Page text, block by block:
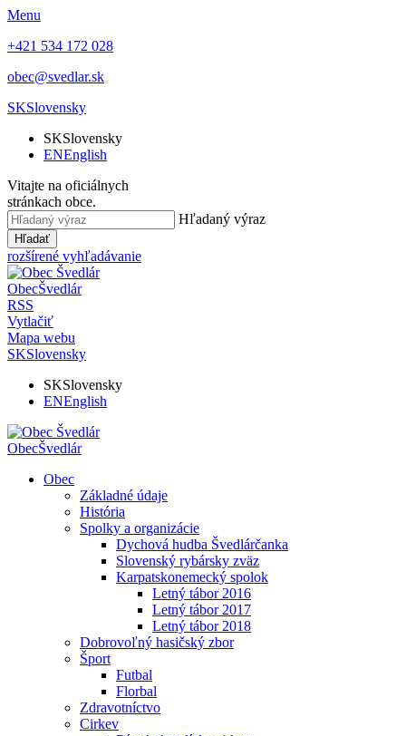
Menu
+421 534 172 028
obec@svedlar.sk
SKSlovensky
SKSlovensky
ENEnglish
Vitajte na oficiálnych
stránkach obce.
Hľadaný výraz
Hľadať
rozšírené vyhľadávanie
ObecŠvedlár
RSS
Vytlačiť
Mapa webu
SKSlovensky
SKSlovensky
ENEnglish
ObecŠvedlár
Obec
Základné údaje
História
Spolky a organizácie
Dychová hudba Švedlárčanka
Slovenský rybársky zväz
Karpatskonemecký spolok
Letný tábor 2016
Letný tábor 2017
Letný tábor 2018
Dobrovoľný hasičský zbor
Šport
Futbal
Florbal
Zdravotníctvo
Cirkev